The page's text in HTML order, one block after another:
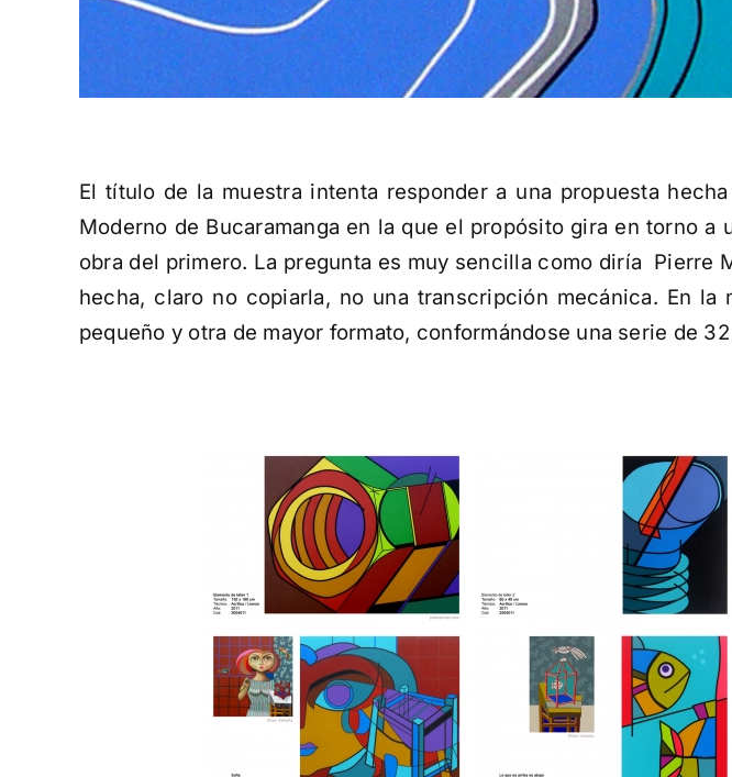
El título de la muestra intenta responder a una propuesta
Moderno de Bucaramanga en la que el propósito gira en torno
obra del primero. La pregunta es muy sencilla como diría Pierre
hecha, claro no copiarla, no una transcripción mecánica. En
pequeño y otra de mayor formato, conformándose una serie de